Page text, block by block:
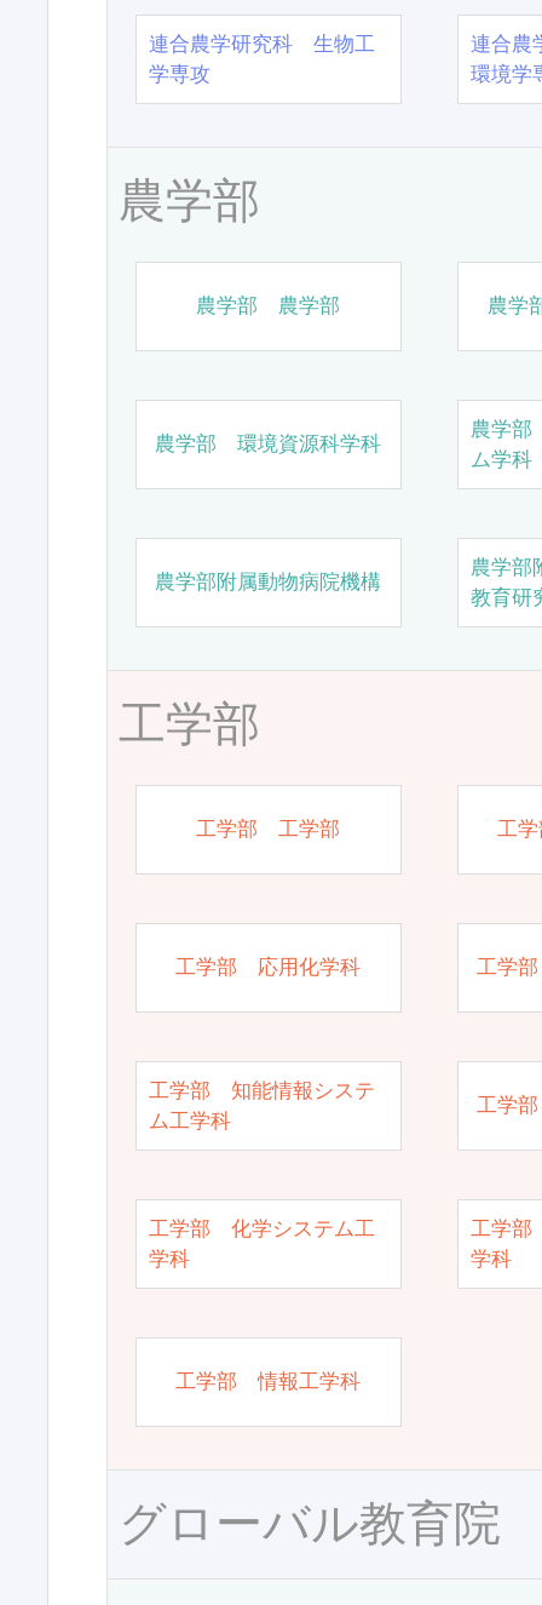
連合農学研究科 生物工
学専攻
連合農
環境学
農学部
農学部 農学部 農学
農学部 環境資源科学科
農学
ム学科
農学部附属動物病院機構
農学部
教育研
工学部
工学部 工学部 工
工学部 応用化学科 工学
工学部 知能情報システ
ム工学科
工学
工学部 化学システム工
学科
工学部
学科
工学部 情報工学科
グローバル教育院